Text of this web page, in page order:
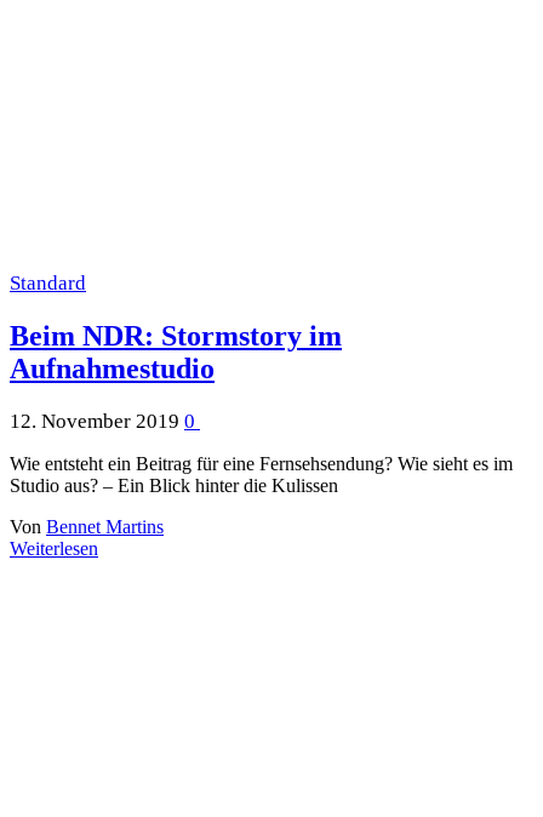
Standard
Beim NDR: Stormstory im
Aufnahmestudio
12. November 2019 0
Wie entsteht ein Beitrag für eine Fernsehsendung? Wie sieht es im
Studio aus? – Ein Blick hinter die Kulissen
Von Bennet Martins
Weiterlesen